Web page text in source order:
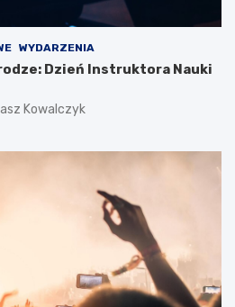
WYDARZENIA
Dzień Instruktora Nauki
Kowalczyk